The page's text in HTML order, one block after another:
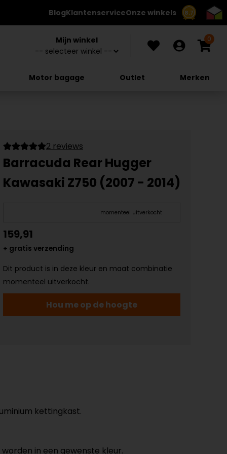
8.7
BlogKlantenserviceOnze winkels
Mijn winkel 0
Motor bagage Outlet Merken
2 reviews
Barracuda Rear Hugger
Kawasaki Z750 (2007 - 2014)
momenteel uitverkocht
159,91
+ gratis verzending
Dit product is in deze kleur en maat combinatie
momenteel uitverkocht.
Hou me op de hoogte
kettingkast.
in een gewenste kleur.